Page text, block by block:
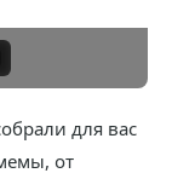
для вас
от